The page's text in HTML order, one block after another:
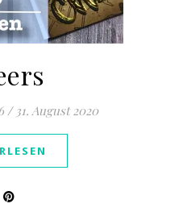
/ 31. August 2020